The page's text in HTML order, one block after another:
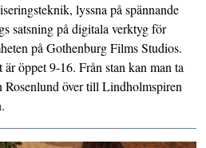
lyssna på spännande
satsning på digitala verktyg för
på Gothenburg Films Studios.
öppet 9-16. Från stan kan man ta
Rosenlund över till Lindholmspiren